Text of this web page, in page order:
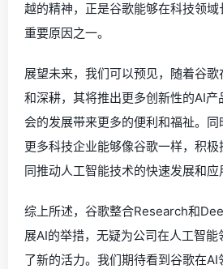
越的精神，正是谷歌能够在科技领
重要原因之一。
展望未来，我们可以预见，随着谷
和深耕，其将推出更多创新性的AI产
会的发展带来更多的便利和福祉。同
更多科技企业能够像谷歌一样，积
同推动人工智能技术的快速发展和应
综上所述，谷歌整合Research和
展AI的举措，无疑为公司在人工智能
了新的活力。我们期待看到谷歌在AI